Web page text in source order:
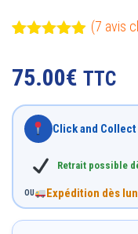
basé sur
notations
client
(7 avis
75.00€ TTC
Click and
Retrait possible
OU Expédition dès